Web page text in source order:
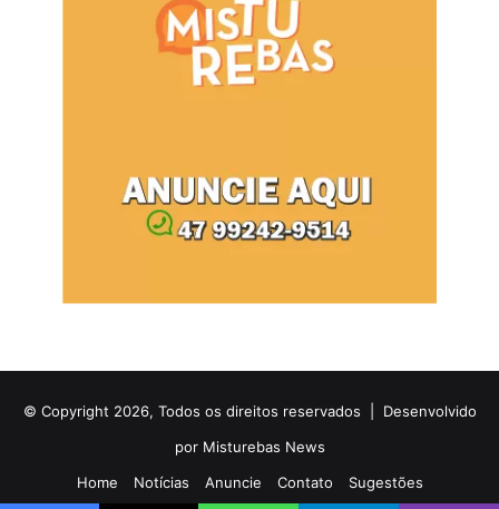
© Copyright 2026, Todos os direitos reservados | Desenvolvido
por Misturebas News
Home
Notícias Anuncie Contato Sugestões